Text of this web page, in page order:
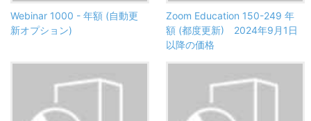
Webinar 1000 - 年額 (自動更
新オプション)
Zoom Education 150-249 年
額 (都度更新) 2024年9月1日
以降の価格